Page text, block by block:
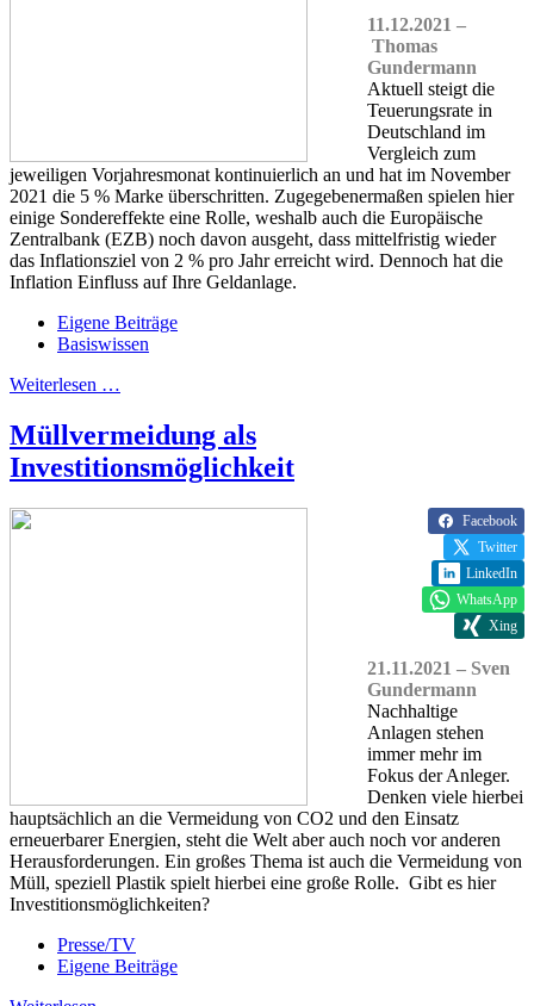
11.12.2021 –
Thomas
Gundermann
Aktuell steigt die
Teuerungsrate in
Deutschland im
Vergleich zum
jeweiligen Vorjahresmonat kontinuierlich an und hat im November
2021 die 5 % Marke überschritten. Zugegebenermaßen spielen hier
einige Sondereffekte eine Rolle, weshalb auch die Europäische
Zentralbank (EZB) noch davon ausgeht, dass mittelfristig wieder
das Inflationsziel von 2 % pro Jahr erreicht wird. Dennoch hat die
Inflation Einfluss auf Ihre Geldanlage.
Eigene Beiträge
Basiswissen
Weiterlesen …
Müllvermeidung als
Investitionsmöglichkeit
Facebook
Twitter
LinkedIn
WhatsApp
Xing
21.11.2021 – Sven
Gundermann
Nachhaltige
Anlagen stehen
immer mehr im
Fokus der Anleger.
Denken viele hierbei
hauptsächlich an die Vermeidung von CO2 und den Einsatz
erneuerbarer Energien, steht die Welt aber auch noch vor anderen
Herausforderungen. Ein großes Thema ist auch die Vermeidung von
Müll, speziell Plastik spielt hierbei eine große Rolle. Gibt es hier
Investitionsmöglichkeiten?
Presse/TV
Eigene Beiträge